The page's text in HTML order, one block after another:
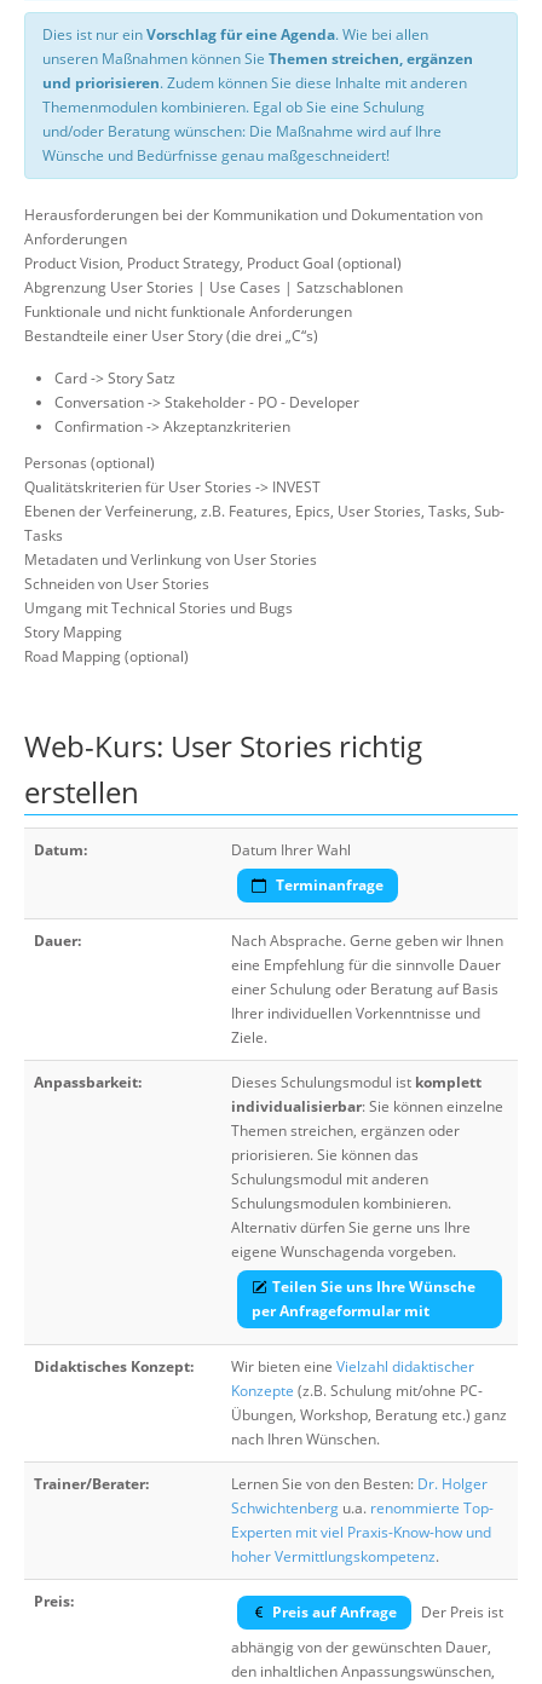
Dies ist nur einVorschlag für eine Agenda. Wie bei allen
unseren Maßnahmen können Sie Themen streichen, ergänzen
und priorisieren. Zudem können Sie diese Inhalte mit anderen
Themenmodulen kombinieren. Egal ob Sie eine Schulung
und/oder Beratung wünschen: Die Maßnahme wird auf Ihre
Wünsche und Bedürfnisse genau maßgeschneidert!
Herausforderungen bei der Kommunikation und Dokumentation von
Anforderungen
Product Vision, Product Strategy, Product Goal (optional)
Abgrenzung User Stories | Use Cases | Satzschablonen
Funktionale und nicht funktionale Anforderungen
Bestandteile einer User Story (die drei „C“s)
Card -> Story Satz
Conversation -> Stakeholder - PO - Developer
Confirmation -> Akzeptanzkriterien
Personas (optional)
Qualitätskriterien für User Stories -> INVEST
Ebenen der Verfeinerung, z.B. Features, Epics, User Stories, Tasks, Sub-
Tasks
Metadaten und Verlinkung von User Stories
Schneiden von User Stories
Umgang mit Technical Stories und Bugs
Story Mapping
Road Mapping (optional)
Web-Kurs: User Stories richtig
erstellen
Datum:
Datum Ihrer Wahl
Terminanfrage
Dauer:
Nach Absprache. Gerne geben wir Ihnen
eine Empfehlung für die sinnvolle Dauer
einer Schulung oder Beratung auf Basis
Ihrer individuellen Vorkenntnisse und
Ziele.
Anpassbarkeit: Dieses Schulungsmodul ist komplett
individualisierbar: Sie können einzelne
Themen streichen, ergänzen oder
priorisieren. Sie können das
Schulungsmodul mit anderen
Schulungsmodulen kombinieren.
Alternativ dürfen Sie gerne uns Ihre
eigene Wunschagenda vorgeben.
Teilen Sie uns Ihre Wünsche
per Anfrageformular mit
Didaktisches Konzept: Wir bieten eine Vielzahl didaktischer
Konzepte (z.B. Schulung mit/ohne PC-
Übungen, Workshop, Beratung etc.) ganz
nach Ihren Wünschen.
Trainer/Berater: Lernen Sie von den Besten: Dr. Holger
Schwichtenberg u.a. renommierte Top-
Experten mit viel Praxis-Know-how und
hoher Vermittlungskompetenz.
Preis:
Preis auf Anfrage
Der Preis ist
abhängig von der gewünschten Dauer,
den inhaltlichen Anpassungswünschen,